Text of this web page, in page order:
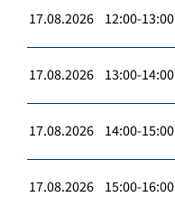
17.08.2026 12:00-13:00
17.08.2026 13:00-14:00
17.08.2026 14:00-15:00
17.08.2026 15:00-16:00